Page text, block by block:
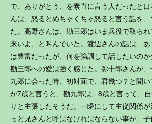
で、ありがとう、を素直に言う人だったと
んは、怒るとめちゃくちゃ怒ると言う話を
た。高野さんは、勘三郎はいま兵役で取ら
来いよ、と叫んでいた。渡辺さんの話は、
は豊富だったが、何を強調して話したいのか
勘三郎への愛は強く感じた。弥十郎さんが
九郎に会った時、初対面で、君幾つ？と聞
が7歳と言うと、勘九郎は、8歳と言って、
りと主張したそうだ。一瞬にして主従関係
っと兄さんと呼ばなければならない事が、